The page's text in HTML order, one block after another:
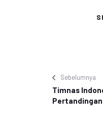
Sebelumnya
Timnas